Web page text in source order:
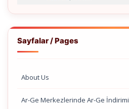
Sayfalar / Pages
About Us
Ar-Ge Merkezlerinde Ar-Ge İndirimi